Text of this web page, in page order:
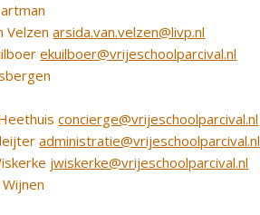
Velzenarsida.van.velzen@livp.nl
ekuilboer@vrijeschoolparcival.nl
concierge@vrijeschoolparcival.nl
administratie@vrijeschoolparcival.nl
jwiskerke@vrijeschoolparcival.nl